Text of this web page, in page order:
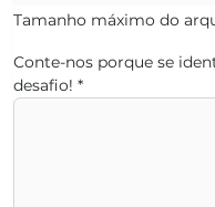
Tamanho máximo do
Conte-nos porque se
desafio! *